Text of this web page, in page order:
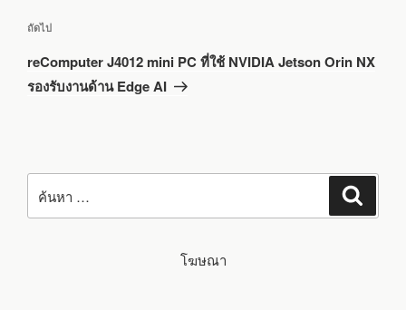
เรื่อง
ถัดไป
reComputer J4012 mini PC ที่ใช้ NVIDIA Jetson Orin NX
รองรับงานด้าน Edge AI
ค้นหา:
โฆษณา